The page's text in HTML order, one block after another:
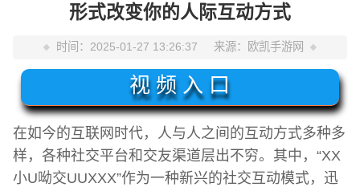
形式改变你的人际互动方式
时间： 2025-01-27 13:26:37 来源： 欧凯手游网
视 频 入 口
在如今的互联网时代，人与人之间的互动方式多种多
样，各种社交平台和交友渠道层出不穷。其中，“XX
小U呦交UUXXX”作为一种新兴的社交互动模式，迅